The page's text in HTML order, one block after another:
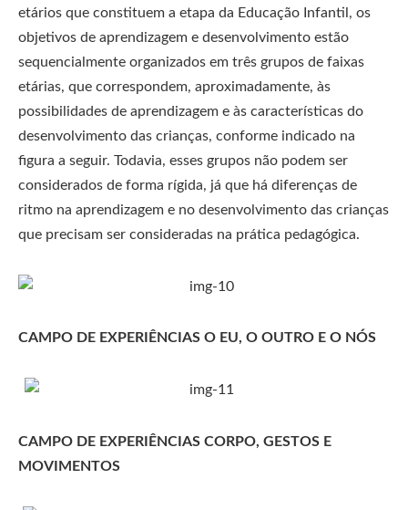
etários que constituem a etapa da Educação Infantil, os
objetivos de aprendizagem e desenvolvimento estão
sequencialmente organizados em três grupos de faixas
etárias, que correspondem, aproximadamente, às
possibilidades de aprendizagem e às características do
desenvolvimento das crianças, conforme indicado na
figura a seguir. Todavia, esses grupos não podem ser
considerados de forma rígida, já que há diferenças de
ritmo na aprendizagem e no desenvolvimento das crianças
que precisam ser consideradas na prática pedagógica.
CAMPO DE EXPERIÊNCIAS O EU, O OUTRO E O NÓS
CAMPO DE EXPERIÊNCIAS CORPO, GESTOS E
MOVIMENTOS